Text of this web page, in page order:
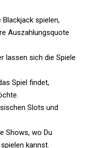
spielen,
Auszahlungsquote
lassen sich die Spiele
Spiel findet,
Slots und
Shows, wo Du
kannst.